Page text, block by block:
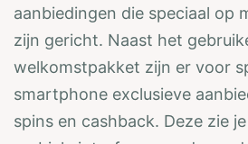
aanbiedingen die speciaal op
zijn gericht. Naast het
welkomstpakket zijn er voor
smartphone exclusieve
spins en cashback. Deze zie